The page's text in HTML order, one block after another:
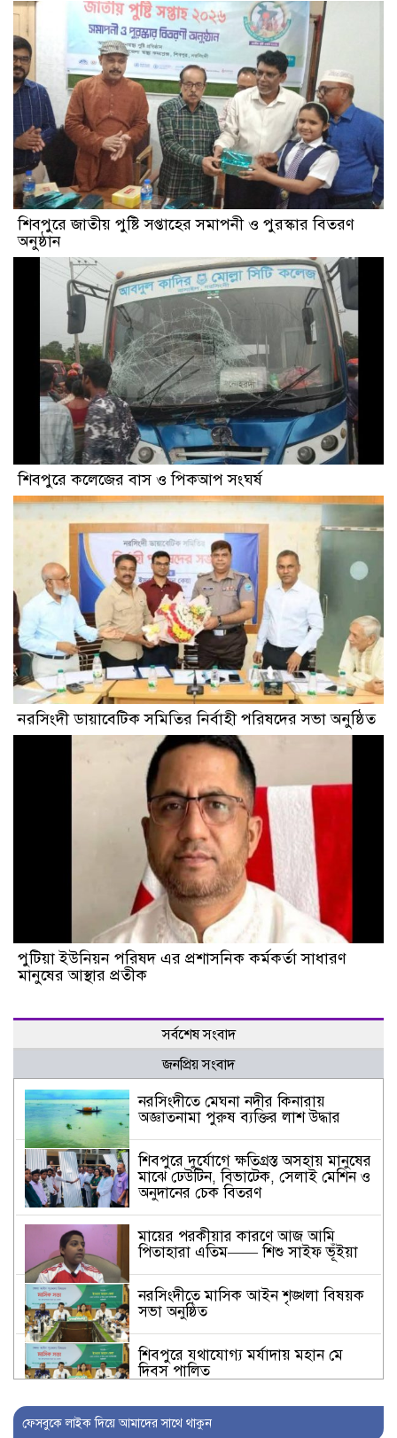
শিবপুরে জাতীয় পুষ্টি সপ্তাহের সমাপনী ও পুরস্কার বিতরণ
অনুষ্ঠান
শিবপুরে কলেজের বাস ও পিকআপ সংঘর্ষ
নরসিংদী ডায়াবেটিক সমিতির নির্বাহী পরিষদের সভা অনুষ্ঠিত
পুটিয়া ইউনিয়ন পরিষদ এর প্রশাসনিক কর্মকর্তা সাধারণ
মানুষের আস্থার প্রতীক
সর্বশেষ সংবাদ
জনপ্রিয় সংবাদ
নরসিংদীতে মেঘনা নদীর কিনারায়
অজ্ঞাতনামা পুরুষ ব্যক্তির লাশ উদ্ধার
শিবপুরে দুর্যোগে ক্ষতিগ্রস্ত অসহায় মানুষের
মাঝে ঢেউটিন, বিভাটেক, সেলাই মেশিন ও
অনুদানের চেক বিতরণ
মায়ের পরকীয়ার কারণে আজ আমি
পিতাহারা এতিম—— শিশু সাইফ ভূঁইয়া
নরসিংদীতে মাসিক আইন শৃঙ্খলা বিষয়ক
সভা অনুষ্ঠিত
শিবপুরে যথাযোগ্য মর্যাদায় মহান মে
দিবস পালিত
শিবপুরে জাতীয় পুষ্টি সপ্তাহের সমাপনী ও
পুরস্কার বিতরণ অনুষ্ঠান
ফেসবুকে লাইক দিয়ে আমাদের সাথে থাকুন